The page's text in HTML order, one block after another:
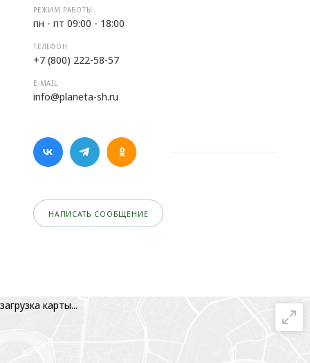
РЕЖИМ РАБОТЫ
пн - пт 09:00 - 18:00
ТЕЛЕФОН
+7 (800) 222-58-57
E-MAIL
info@planeta-sh.ru
НАПИСАТЬ СООБЩЕНИЕ
загрузка карты...